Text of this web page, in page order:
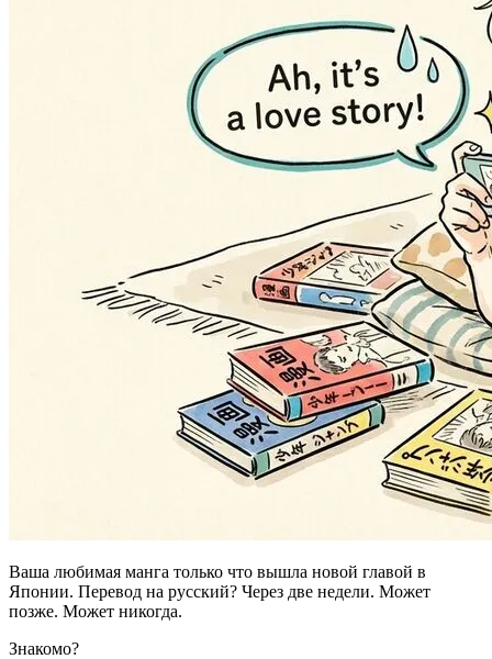
Ваша любимая манга только что вышла новой главой в
Японии. Перевод на русский? Через две недели. Может
позже. Может никогда.
Знакомо?